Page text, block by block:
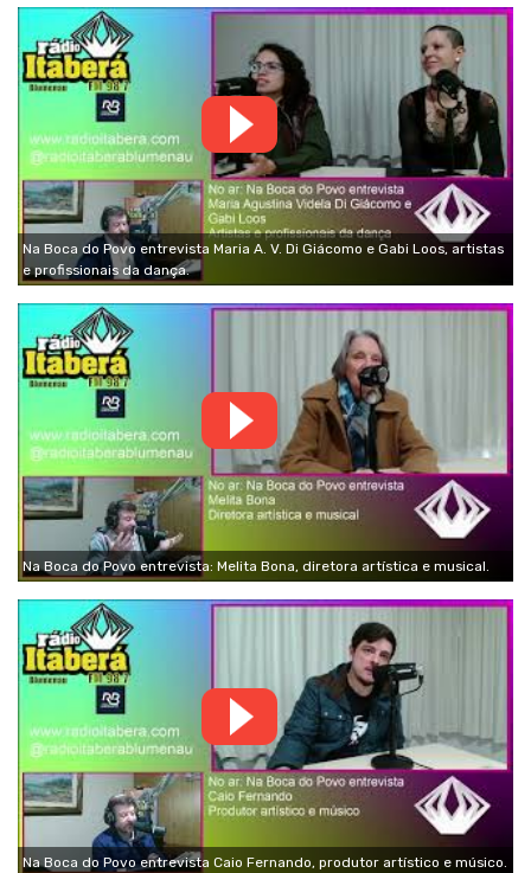
Na Boca do Povo entrevista Maria A. V. Di Giácomo e Gabi Loos, artistas
e profissionais da dança.
Na Boca do Povo entrevista: Melita Bona, diretora artística e musical.
Na Boca do Povo entrevista Caio Fernando, produtor artístico e músico.